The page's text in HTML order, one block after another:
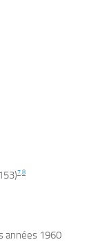
78
années 1960